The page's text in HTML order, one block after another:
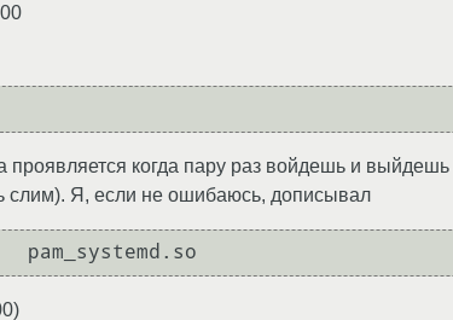
проявляется когда пару раз войдешь и
слим). Я, если не ошибаюсь, дописывал
)